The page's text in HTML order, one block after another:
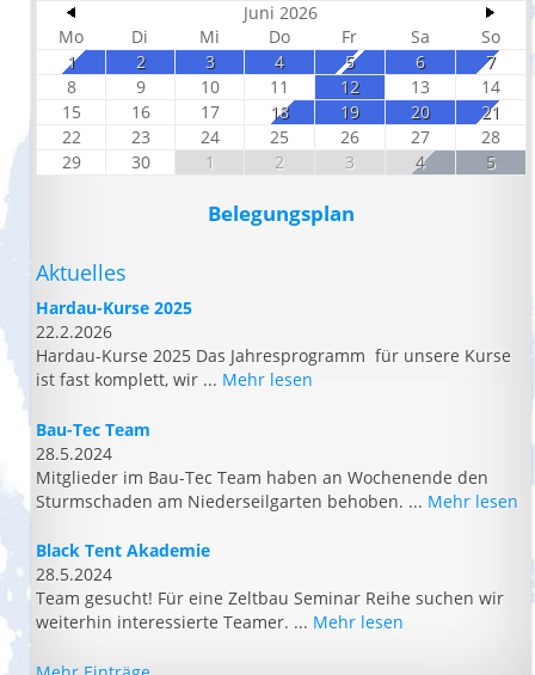
Juni 2026
Mo
Di Mi Do Fr Sa
So
1
2 3 4 5 6
7
8
9 10 11 12 13
14
15
16 17 18 19 20
21
22
23 24 25 26 27
28
29
30 1 2 3 4 5
Belegungsplan
Aktuelles
Hardau-Kurse 2025
22.2.2026
Hardau-Kurse 2025 Das Jahresprogramm für unsere Kurse
ist fast komplett, wir ... Mehr lesen
Bau-Tec Team
28.5.2024
Mitglieder im Bau-Tec Team haben an Wochenende den
Sturmschaden am Niederseilgarten behoben. ... Mehr lesen
Black Tent Akademie
28.5.2024
Team gesucht! Für eine Zeltbau Seminar Reihe suchen wir
weiterhin interessierte Teamer. ... Mehr lesen